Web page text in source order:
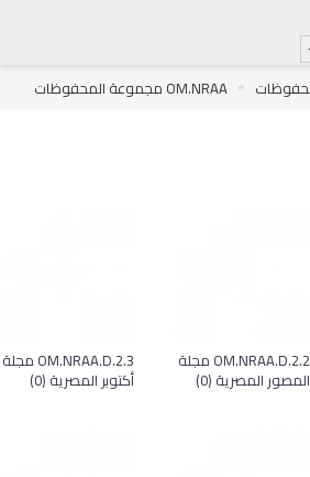
OM.NRAA مجموعة المحفوظات
OM.NRAA.D.2.2 مجلة
المصور المصرية (0)
OM.NRAA.D.2.3 مجلة
أكتوبر المصرية (0)